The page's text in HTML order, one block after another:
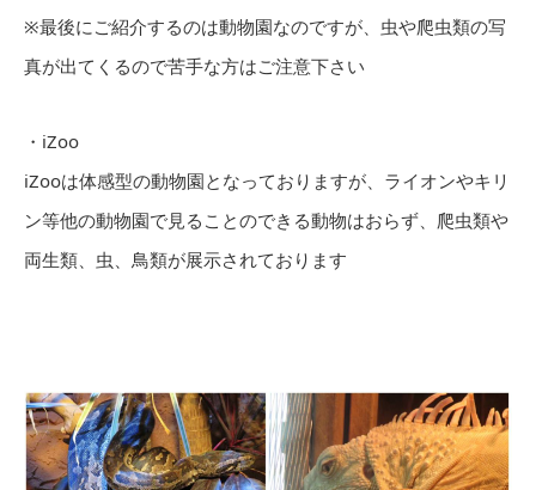
※最後にご紹介するのは動物園なのですが、虫や爬虫類の写
真が出てくるので苦手な方はご注意下さい
・iZoo
iZooは体感型の動物園となっておりますが、ライオンやキリ
ン等他の動物園で見ることのできる動物はおらず、爬虫類や
両生類、虫、鳥類が展示されております